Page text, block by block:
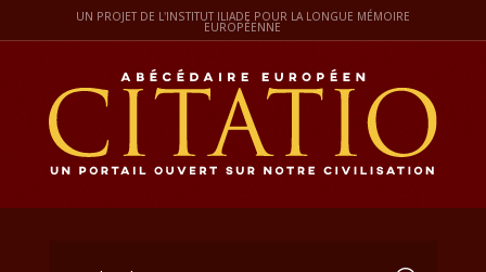
UN PROJET DE L'INSTITUT ILIADE POUR LA LONGUE MÉMOIRE
EUROPÉENNE